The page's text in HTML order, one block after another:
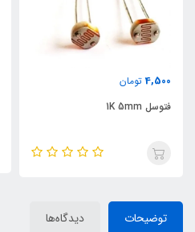
4,500 تومان
فتوسل 1K 5mm
توضیحات دیدگاه‌ها